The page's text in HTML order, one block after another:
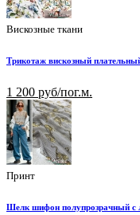
Вискозные ткани
Трикотаж вискозный
1 200 руб/пог.м.
Принт
Шелк шифон полупрозрачный с